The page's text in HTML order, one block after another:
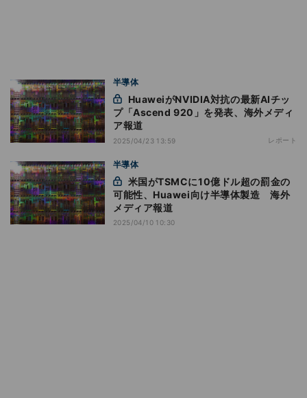
半導体
プ「Ascend 920」を発表、海外メディ
ア報道
2025/04/23 13:59 レポート
半導体
可能性、Huawei向け半導体製造 海外
メディア報道
2025/04/10 10:30